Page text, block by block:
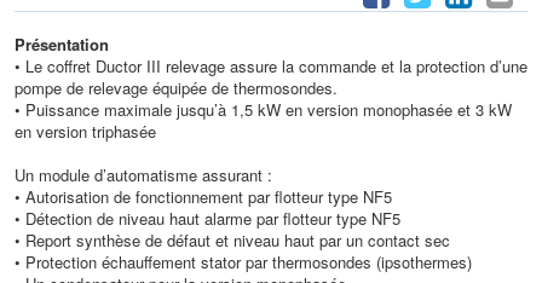
Présentation
• Le coffret Ductor III relevage assure la commande et la protection d’une
pompe de relevage équipée de thermosondes.
• Puissance maximale jusqu’à 1,5 kW en version monophasée et 3 kW
en version triphasée
Un module d’automatisme assurant :
• Autorisation de fonctionnement par flotteur type NF5
• Détection de niveau haut alarme par flotteur type NF5
• Report synthèse de défaut et niveau haut par un contact sec
• Protection échauffement stator par thermosondes (ipsothermes)